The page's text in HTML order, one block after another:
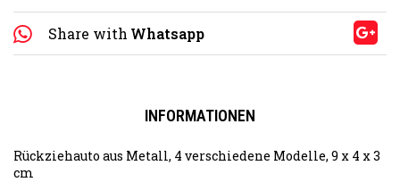
Share with Whatsapp
INFORMATIONEN
Rückziehauto aus Metall, 4 verschiedene Modelle, 9 x 4 x 3
cm